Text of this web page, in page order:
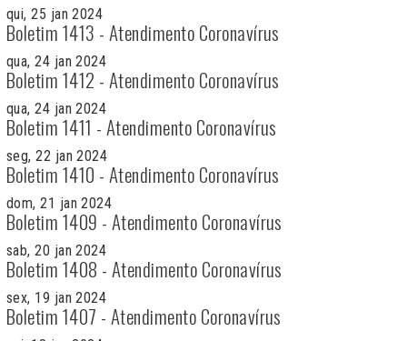
qui, 25 jan 2024
Boletim 1413 - Atendimento Coronavírus
qua, 24 jan 2024
Boletim 1412 - Atendimento Coronavírus
qua, 24 jan 2024
Boletim 1411 - Atendimento Coronavírus
seg, 22 jan 2024
Boletim 1410 - Atendimento Coronavírus
dom, 21 jan 2024
Boletim 1409 - Atendimento Coronavírus
sab, 20 jan 2024
Boletim 1408 - Atendimento Coronavírus
sex, 19 jan 2024
Boletim 1407 - Atendimento Coronavírus